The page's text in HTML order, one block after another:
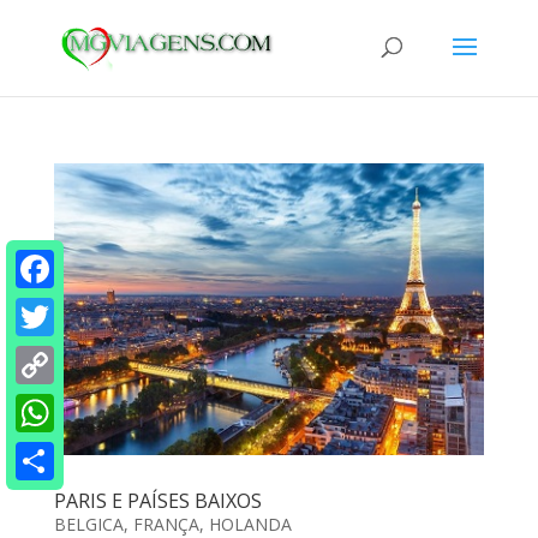
PARIS E PAÍSES BAIXOS
BELGICA, FRANÇA, HOLANDA
Facebook
Twitter
Copy
Link
WhatsApp
Share